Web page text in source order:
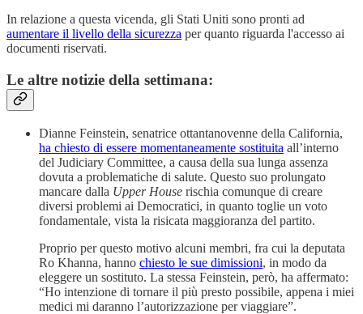
In relazione a questa vicenda, gli Stati Uniti sono pronti ad
aumentare il livello della sicurezza per quanto riguarda l'accesso ai
documenti riservati.
Le altre notizie della settimana:
Dianne Feinstein, senatrice ottantanovenne della California,
ha chiesto di essere momentaneamente sostituita all’interno
del Judiciary Committee, a causa della sua lunga assenza
dovuta a problematiche di salute. Questo suo prolungato
mancare dalla Upper House rischia comunque di creare
diversi problemi ai Democratici, in quanto toglie un voto
fondamentale, vista la risicata maggioranza del partito.
Proprio per questo motivo alcuni membri, fra cui la deputata
Ro Khanna, hanno chiesto le sue dimissioni, in modo da
eleggere un sostituto. La stessa Feinstein, però, ha affermato:
“Ho intenzione di tornare il più presto possibile, appena i miei
medici mi daranno l’autorizzazione per viaggiare”.